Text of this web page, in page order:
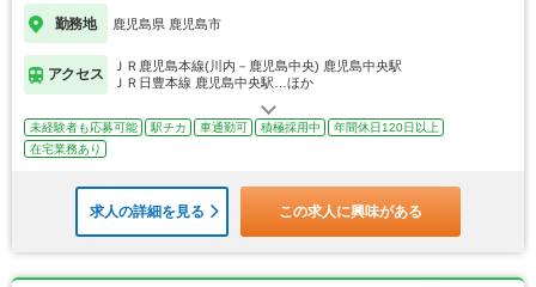
勤務地 鹿児島県 鹿児島市
アクセス
ＪＲ鹿児島本線(川内－鹿児島中央) 鹿児島中央駅
ＪＲ日豊本線 鹿児島中央駅…ほか
未経験者も応募可能 駅チカ 車通勤可 積極採用中
年間休日120日以上
在宅業務あり
求人の詳細を見る この求人に興味がある